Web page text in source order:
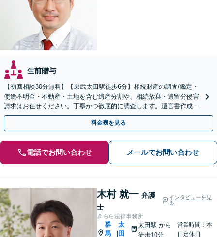
生前贈与
【初回相談30分無料】【東武太田駅徒歩6分】相続財産の調査/鑑定・
使途不明金・不動産・土地を含む遺産分割や、相続放棄・遺留分侵害
請求はお任せください。丁寧かつ徹底的に調査します。遺言書作成・
成年後見など就活サポートも行っています。
料金表を見る
電話でお問い合わせ メールでお問い合わせ
木村 就一 弁護
士
インタビューを見
る
きらら法律事務所
群
馬
太
田
太田駅 から
徒歩10分
営業時間：本
日定休日